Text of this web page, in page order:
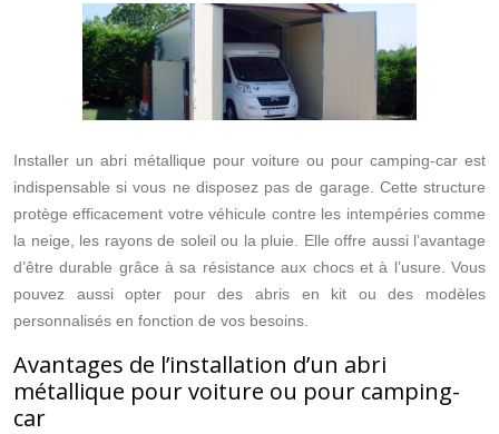
Installer un abri métallique pour voiture ou pour camping-car est
indispensable si vous ne disposez pas de garage. Cette structure
protège efficacement votre véhicule contre les intempéries comme
la neige, les rayons de soleil ou la pluie. Elle offre aussi l’avantage
d’être durable grâce à sa résistance aux chocs et à l’usure. Vous
pouvez aussi opter pour des abris en kit ou des modèles
personnalisés en fonction de vos besoins.
Avantages de l’installation d’un abri
métallique pour voiture ou pour camping-
car